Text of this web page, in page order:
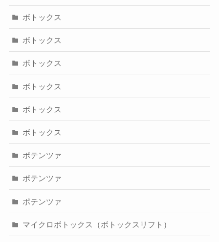
ボトックス
ボトックス
ボトックス
ボトックス
ボトックス
ボトックス
ポテンツァ
ポテンツァ
ポテンツァ
マイクロボトックス（ボトックスリフト）